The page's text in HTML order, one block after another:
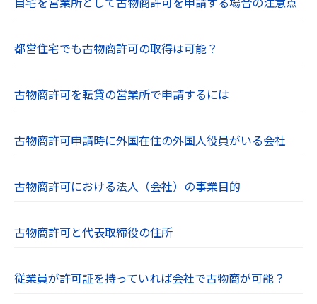
都営住宅でも古物商許可の取得は可能？
古物商許可を転貸の営業所で申請するには
古物商許可申請時に外国在住の外国人役員がいる会社
古物商許可における法人（会社）の事業目的
古物商許可と代表取締役の住所
従業員が許可証を持っていれば会社で古物商が可能？